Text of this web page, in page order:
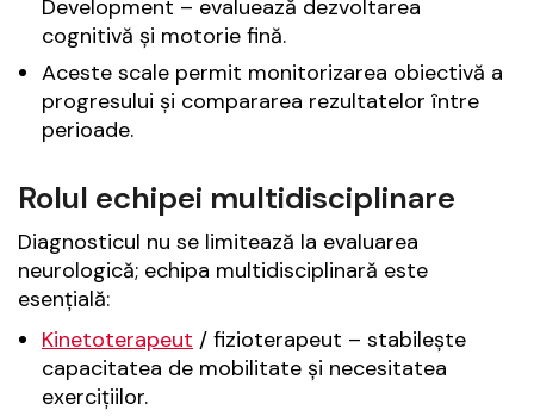
Development – evaluează dezvoltarea
cognitivă și motorie fină.
Aceste scale permit monitorizarea obiectivă a
progresului și compararea rezultatelor între
perioade.
Rolul echipei multidisciplinare
Diagnosticul nu se limitează la evaluarea
neurologică; echipa multidisciplinară este
esențială:
Kinetoterapeut / fizioterapeut – stabilește
capacitatea de mobilitate și necesitatea
exercițiilor.